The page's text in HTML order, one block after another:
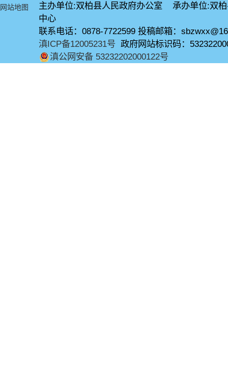
网站地图
主办单位:双柏县人民政府办公室 承办单位:双
中心
联系电话：0878-7722599 投稿邮箱：
滇ICP备12005231号 政府网站标识码：
滇公网安备 53232202000122号